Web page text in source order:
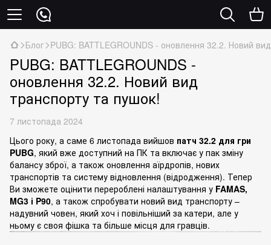
Блог PUBG: BATTLEGROUNDS - оновлення 32.2. Новий
PUBG: BATTLEGROUNDS -
оновлення 32.2. Новий вид
транспорту та пушок!
7 листопада 2024
Цього року, а саме 6 листопада вийшов патч 32.2 для гри
PUBG, який вже доступний на ПК та включає у пак зміну
балансу зброї, а також оновлення аїрдропів, нових
транспортів та систему відновлення (відродження). Тепер
Ви зможете оцінити перероблені налаштування у FAMAS,
MG3 і P90, а також спробувати новий вид транспорту –
надувний човен, який хоч і повільніший за катери, але у
ньому є своя фішка та більше місця для гравців.